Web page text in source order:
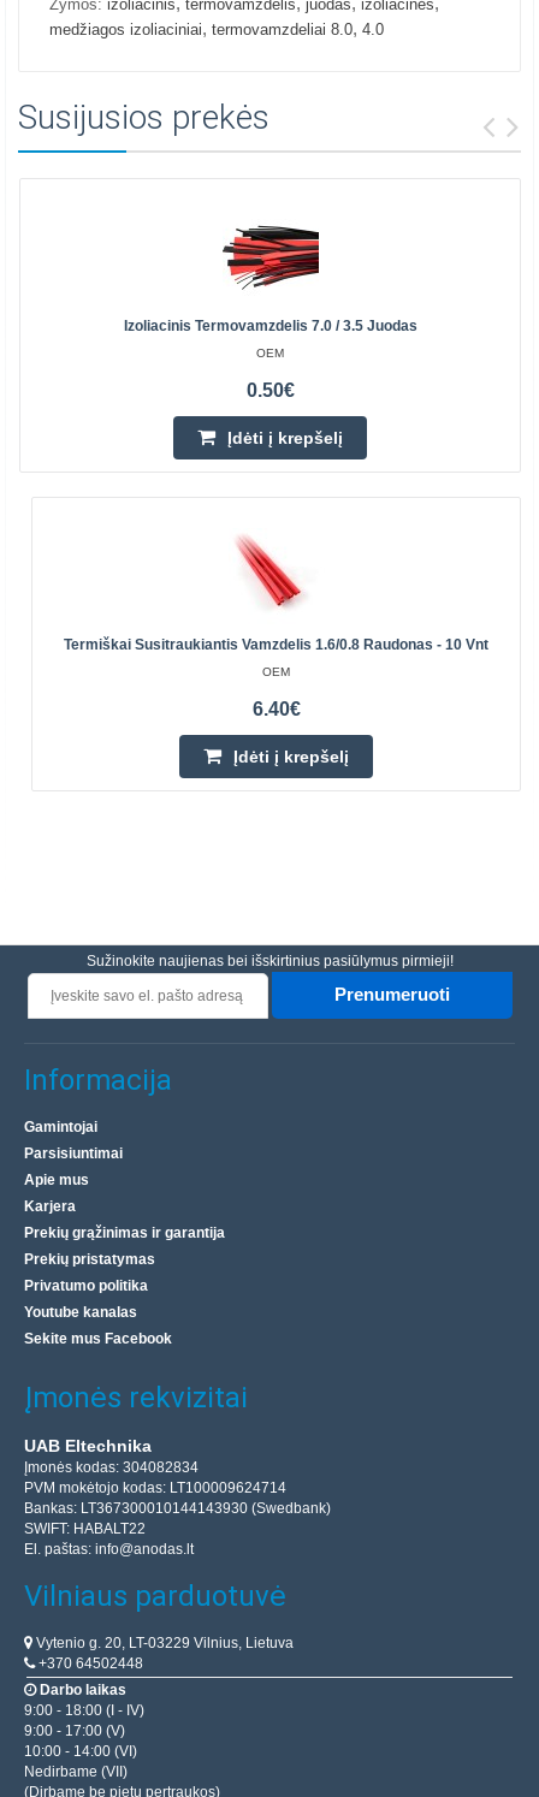
Žymos: izoliacinis termovamzdelis juodas izoliacinės
medžiagos izoliaciniai, termovamzdeliai 8.0, 4.0
Susijusios prekės
Izoliacinis Termovamzdelis 7.0 / 3.5 Juodas
OEM
0.50€
Įdėti į krepšelį
Termiškai Susitraukiantis Vamzdelis 1.6/0.8 Raudonas - 10 Vnt
OEM
6.40€
Įdėti į krepšelį
Sužinokite naujienas bei išskirtinius pasiūlymus pirmieji!
Prenumeruoti
Informacija
Gamintojai
Parsisiuntimai
Apie mus
Karjera
Prekių grąžinimas ir garantija
Prekių pristatymas
Privatumo politika
Youtube kanalas
Sekite mus Facebook
Įmonės rekvizitai
UAB Eltechnika
Įmonės kodas: 304082834
PVM mokėtojo kodas: LT100009624714
Bankas: LT367300010144143930 (Swedbank)
SWIFT: HABALT22
El. paštas: info@anodas.lt
Vilniaus parduotuvė
Vytenio g. 20, LT-03229 Vilnius, Lietuva
+370 64502448
Darbo laikas
9:00 - 18:00 (I - IV)
9:00 - 17:00 (V)
10:00 - 14:00 (VI)
Nedirbame (VII)
(Dirbame be pietų pertraukos)